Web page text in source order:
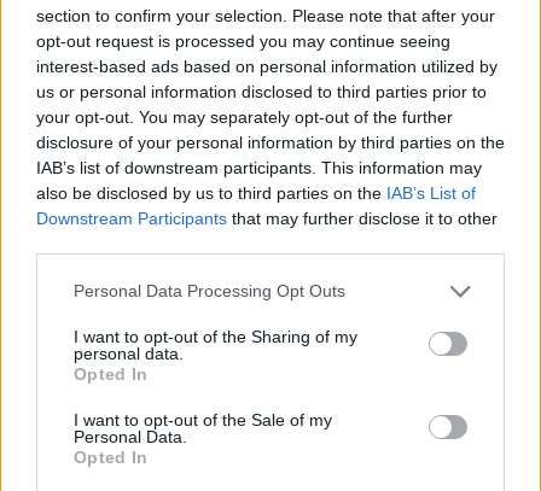
section to confirm your selection. Please note that after your
opt-out request is processed you may continue seeing
interest-based ads based on personal information utilized by
us or personal information disclosed to third parties prior to
your opt-out. You may separately opt-out of the further
disclosure of your personal information by third parties on the
IAB’s list of downstream participants. This information may
also be disclosed by us to third parties on the IAB’s List of
Downstream Participants that may further disclose it to other
Personal Data Processing Opt Outs
I want to opt-out of the Sharing of my
personal data.
Opted In
I want to opt-out of the Sale of my
Personal Data.
Opted In
d’Amposta”
31 de juliol de 2026
Blaumut lidera el cartell musical de les
Festes
31 de juliol de 2026
Carrega més